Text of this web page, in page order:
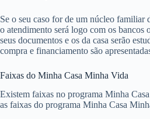
Se o seu caso for de um núcleo familiar
o atendimento será logo com os bancos
seus documentos e os da casa serão
compra e financiamento são
Faixas do Minha Casa Minha Vida
Existem faixas no programa Minha
as faixas do programa Minha Casa